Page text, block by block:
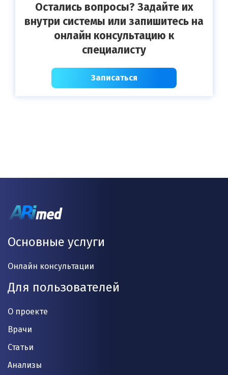
Остались вопросы? Задайте их
внутри системы или запишитесь на
онлайн консультацию к
специалисту
Записаться
Основные услуги
Онлайн консультации
Для пользователей
О проекте
Врачи
Статьи
Анализы